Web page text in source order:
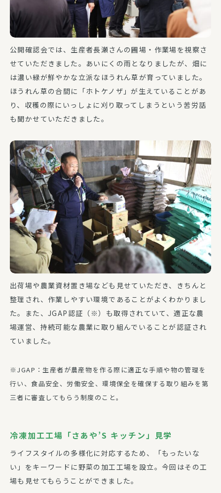
公開確認会では、生産者長瀬さんの圃場・作業場を視察さ
せていただきました。あいにくの雨となりましたが、畑に
は濃い緑が鮮やかな立派なほうれん草が育っていました。
ほうれん草の合間に「ホトケノザ」が生えていることがあ
り、収穫の際にいっしょに刈り取ってしまうという苦労話
も聞かせていただきました。
出荷場や農業資材置き場なども見せていただき、きちんと
整理され、作業しやすい環境であることがよくわかりまし
た。また、JGAP認証（※）も取得されていて、適正な農
場運営、持続可能な農業に取り組んでいることが認証され
ていました。
※JGAP：生産者が農産物を作る際に適正な手順や物の管理を
行い、食品安全、労働安全、環境保全を確保する取り組みを第
三者に審査してもらう制度のこと。
冷凍加工工場「さあや’S キッチン」見学
ライフスタイルの多様化に対応するため、「もったいな
い」をキーワードに野菜の加工工場を設立。今回はその工
場も見せてもらうことができました。